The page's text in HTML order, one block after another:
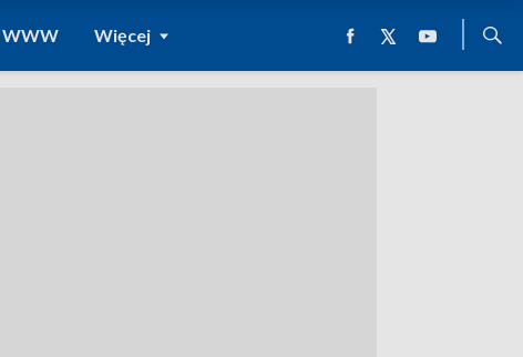
WWW Więcej